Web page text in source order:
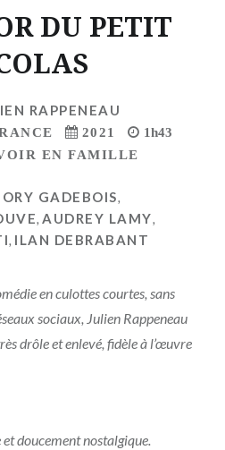
DU PETIT
RAPPENEAU
2021
1h43
EN FAMILLE
GADEBOIS,
, AUDREY LAMY,
, ILAN DEBRABANT
en culottes courtes, sans
sociaux, Julien Rappeneau
drôle et enlevé, fidèle à l’œuvre
doucement nostalgique.